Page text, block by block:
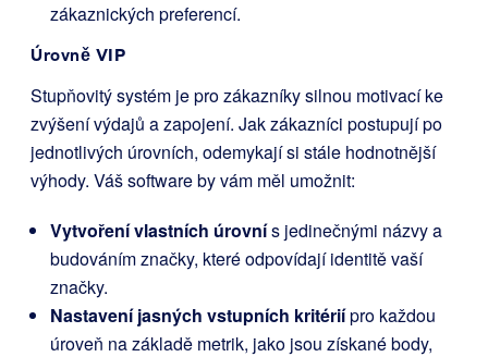
zákaznických preferencí.
Úrovně VIP
Stupňovitý systém je pro zákazníky silnou motivací ke
zvýšení výdajů a zapojení. Jak zákazníci postupují po
jednotlivých úrovních, odemykají si stále hodnotnější
výhody. Váš software by vám měl umožnit:
Vytvoření vlastních úrovnís jedinečnými názvy a
budováním značky, které odpovídají identitě vaší
značky.
Nastavení jasných vstupních kritériípro každou
úroveň na základě metrik, jako jsou získané body,